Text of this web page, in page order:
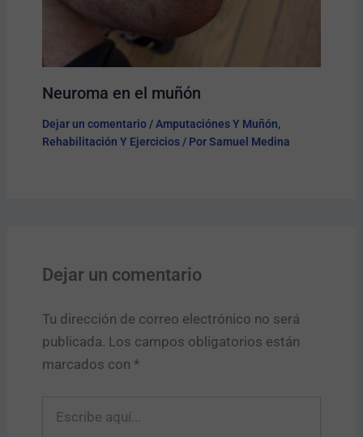
Neuroma en el muñón
Dejar un comentario /Amputaciónes Y Muñón,
Rehabilitación Y Ejercicios/ PorSamuel Medina
Dejar un comentario
Tu dirección de correo electrónico no será
publicada. Los campos obligatorios están
marcados con *
aquí...